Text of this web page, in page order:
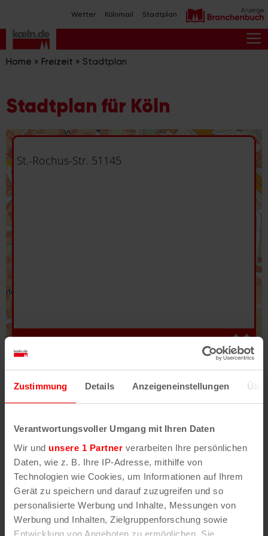
Zustimmung Details Anzeigeneinstellungen
Verantwortungsvoller Umgang mit Ihren Daten
Wir und unsere 1 Partner verarbeiten Ihre persönlichen
Daten, wie z. B. Ihre IP-Adresse, mithilfe von
Technologien wie Cookies, um Informationen auf Ihrem
Gerät zu speichern und darauf zuzugreifen und so
personalisierte Werbung und Inhalte, Messungen von
Werbung und Inhalten, Zielgruppenforschung sowie
Entwicklung von Angeboten zu ermöglichen. Sie
Inhalt
springen
Wetter Kölnmail Stadtplan
Home » Freizeit » Stadtplan
Stadtplan für Köln
Fehler/Problem melden
Darstellung des RVR-Kartenwerks
Stadtplanwerk
erhältst Du unsere koeln.de-Karte mit vielen
weiteren Details wie z.B. Hausnummern.
Unser Stadtplan basiert auf Daten des
OpenStreetMap
-Projekts (
© OpenStreetMap
Mitwirkende
) und von OpenCycleMap.org